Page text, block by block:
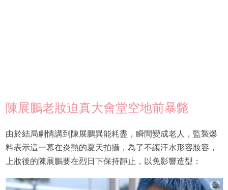
陳展鵬老妝迫真大會堂空地前暴斃
由於結局劇情講到陳展鵬異能耗盡，瞬間變成老人，監製爆
料表示這一幕在炎熱的夏天拍攝，為了不讓汗水形容妝容，
上妝後的陳展鵬要在烈日下保持靜止，以免影響造型：